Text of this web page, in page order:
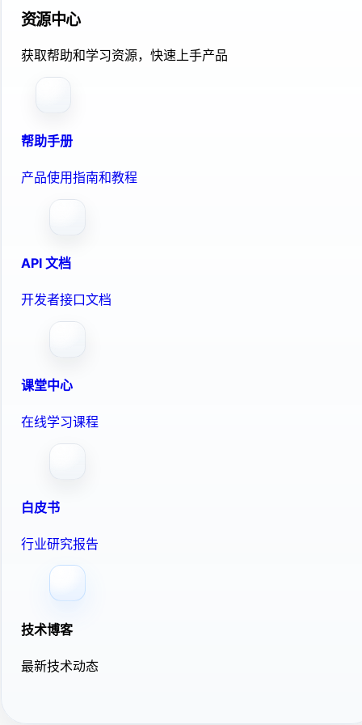
资源中心
获取帮助和学习资源，快速上手产品
帮助手册
产品使用指南和教程
API 文档
开发者接口文档
课堂中心
在线学习课程
白皮书
行业研究报告
技术博客
最新技术动态